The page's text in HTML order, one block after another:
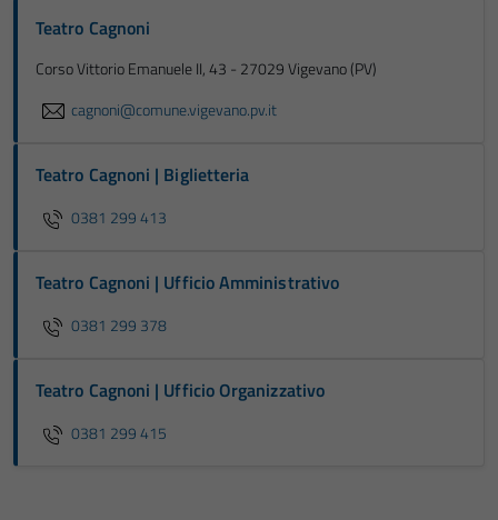
Teatro Cagnoni
Corso Vittorio Emanuele II, 43 - 27029 Vigevano (PV)
cagnoni@comune.vigevano.pv.it
Teatro Cagnoni | Biglietteria
0381 299 413
Teatro Cagnoni | Ufficio Amministrativo
0381 299 378
Teatro Cagnoni | Ufficio Organizzativo
0381 299 415